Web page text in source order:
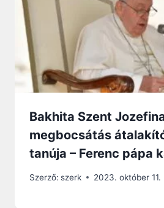
Bakhita Szent
megbocsátás
tanúja – Ferenc pápa
Szerző: szerk 2023. október 11.